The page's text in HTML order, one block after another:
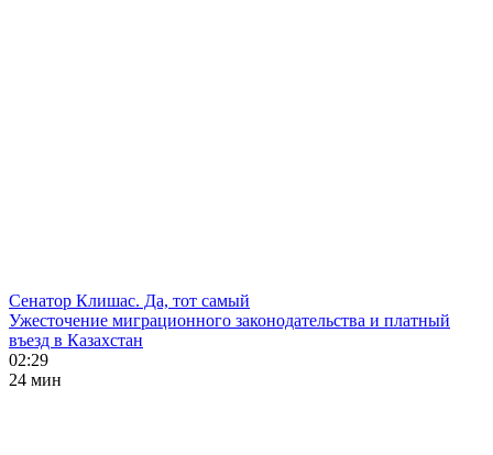
Сенатор Клишас. Да, тот самый
Ужесточение миграционного законодательства и платный
въезд в Казахстан
02:29
24 мин